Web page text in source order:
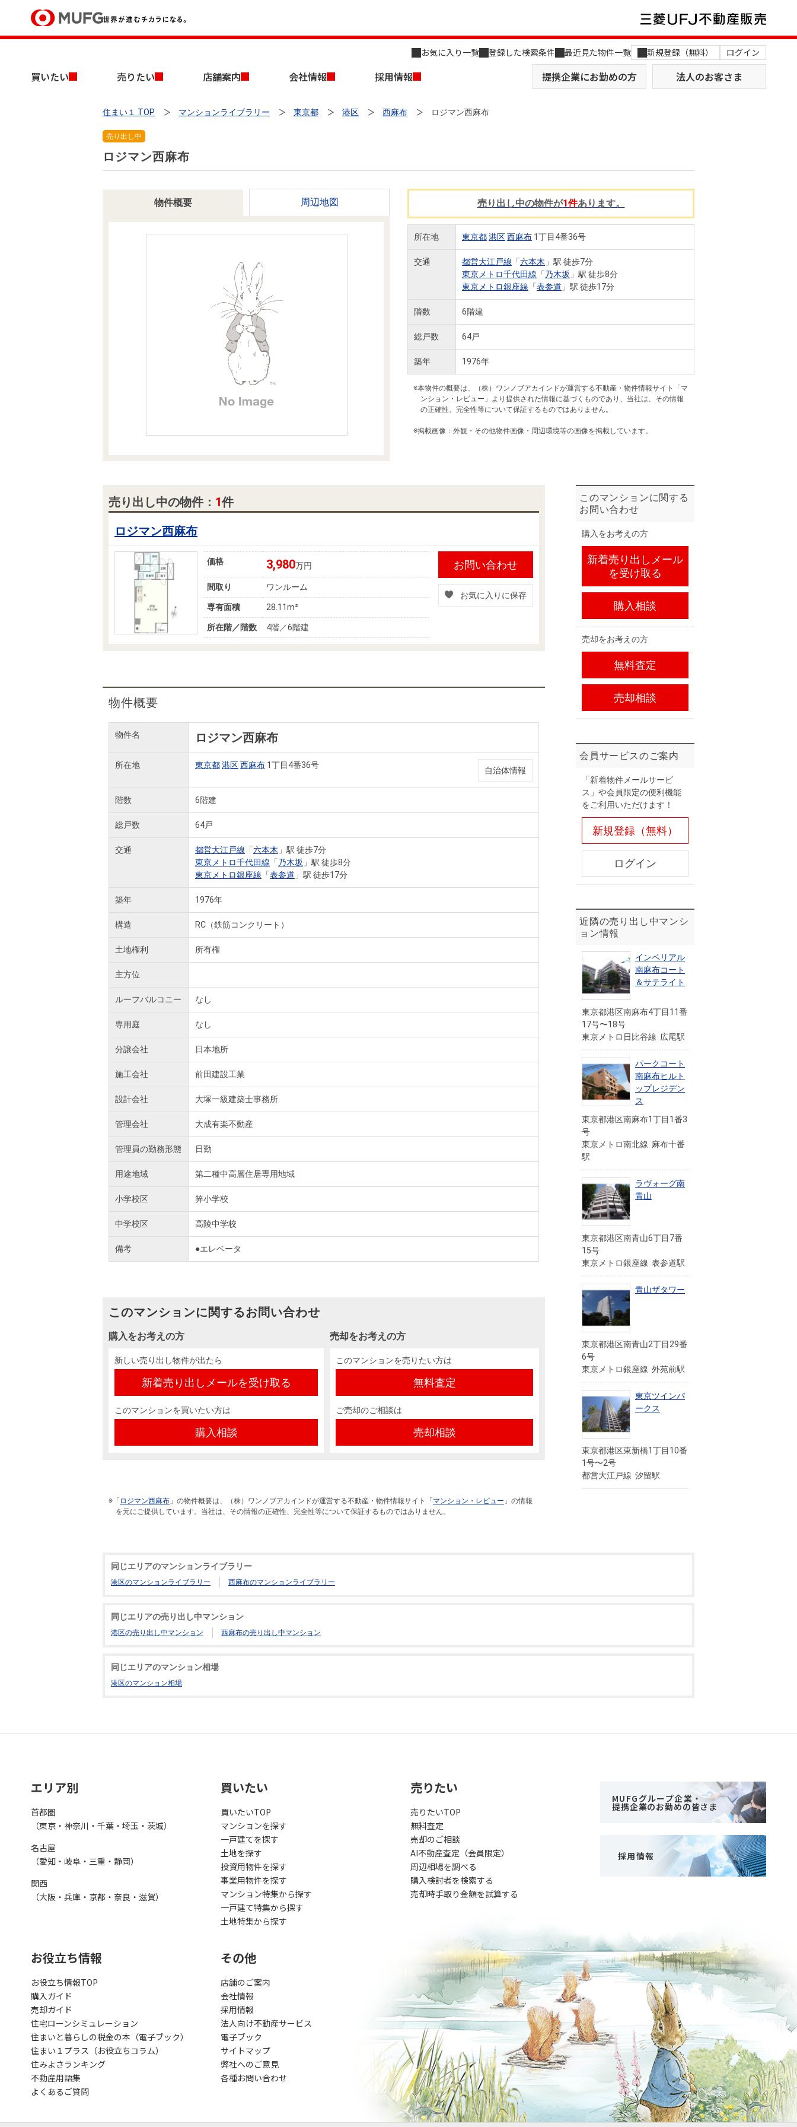
お気に入り一覧 登録した検索条件 最近見た物件一覧 新規登録（無料） ログイン
買いたい 売りたい 店舗案内 会社情報 採用情報 提携企業にお勤めの方 法人のお客さま
買いたいTOP
中古マンションを探す 新築・中古一戸建てを探す 土地を探す
おすすめ物件から探す
住宅ローンシミュレーション
売りたいTOP
売却相談 AI不動産査定
店舗案内TOP
店舗のご案内（名古屋） 店舗のご案内（関西）
会社情報TOP
会社概要 MUFG Way
組織図 役員一覧
ニュースリリース
採用情報TOP
キャリア採用情報
売りたい
住まい１ TOP マンションライブラリー 東京都 港区 西麻布 ロジマン西麻布
売り出し中
ロジマン西麻布
物件概要 周辺地図 売り出し中の物件が1件あります。
所在地 東京都港区西麻布 1丁目4番36号
交通 都営大江戸線 「六本木 」駅 徒歩7分
東京メトロ千代田線 「 乃木坂 」駅 徒歩8分
東京メトロ銀座線 「表参道 」駅 徒歩17分
階数 6階建
総戸数 64戸
築年 1976年
※本物件の概要は、（株）ワンノブアカインドが運営する不動産・物件情報サイト「マ
ンション・レビュー」より提供された情報に基づくものであり、当社は、その情報
の正確性、完全性等について保証するものではありません。
※掲載画像：外観・その他物件画像・周辺環境等の画像を掲載しています。
売り出し中の物件： 1件
ロジマン西麻布
価格 3,980万円
間取り ワンルーム
専有面積 28.11m²
所在階／階数 4階／6階建
お問い合わせ
お気に入りに保存
物件概要
物件名 ロジマン西麻布
所在地 東京都港区西麻布 1丁目4番36号
自治体情報
階数 6階建
総戸数 64戸
交通 都営大江戸線 「六本木 」駅 徒歩7分
東京メトロ千代田線 「 乃木坂 」駅 徒歩8分
東京メトロ銀座線 「表参道 」駅 徒歩17分
築年 1976年
構造 RC（鉄筋コンクリート）
土地権利 所有権
主方位
ルーフバルコニー なし
専用庭 なし
分譲会社 日本地所
施工会社 前田建設工業
設計会社 大塚一級建築士事務所
管理会社 大成有楽不動産
管理員の勤務形態 日勤
用途地域 第二種中高層住居専用地域
小学校区 笄小学校
中学校区 高陵中学校
備考 ●エレベータ
このマンションに関するお問い合わせ
購入をお考えの方
新しい売り出し物件が出たら
新着売り出しメールを受け取る
このマンションを買いたい方は
購入相談
売却をお考えの方
このマンションを売りたい方は
無料査定
ご売却のご相談は
売却相談
※「 ロジマン西麻布 」の物件概要は、（株）ワンノブアカインドが運営する不動産・物件情報サイト「 マンション・レビュー 」の情報
を元にご提供しています。当社は、その情報の正確性、完全性等について保証するものではありません。
このマンションに関する
お問い合わせ
購入をお考えの方
新着売り出しメール
を受け取る
購入相談
売却をお考えの方
無料査定
売却相談
会員サービスのご案内
「新着物件メールサービ
ス」や会員限定の便利機能
をご利用いただけます！
新規登録（無料）
ログイン
近隣の売り出し中マンシ
ョン情報
インペリアル
南麻布コート
＆サテライト
東京都港区南麻布4丁目11番
17号〜18号
東京メトロ日比谷線 広尾駅
パークコート
南麻布ヒルト
ップレジデン
ス
東京都港区南麻布1丁目1番3
号
東京メトロ南北線 麻布十番
駅
ラヴォーグ南
青山
東京都港区南青山6丁目7番
15号
東京メトロ銀座線 表参道駅
青山ザタワー
東京都港区南青山2丁目29番
6号
東京メトロ銀座線 外苑前駅
東京ツインパ
ークス
東京都港区東新橋1丁目10番
1号〜2号
都営大江戸線 汐留駅
同じエリアのマンションライブラリー
港区のマンションライブラリー 西麻布のマンションライブラリー
同じエリアの売り出し中マンション
港区の売り出し中マンション 西麻布の売り出し中マンション
同じエリアのマンション相場
港区のマンション相場
エリア別
首都圏
（東京・神奈川・千葉・埼玉・茨城）
名古屋
（愛知・岐阜・三重・静岡）
関西
（大阪・兵庫・京都・奈良・滋賀）
買いたい
買いたいTOP
マンションを探す
一戸建てを探す
土地を探す
投資用物件を探す
事業用物件を探す
マンション特集から探す
一戸建て特集から探す
土地特集から探す
売りたい
売りたいTOP
無料査定
売却のご相談
AI不動産査定（会員限定）
周辺相場を調べる
購入検討者を検索する
売却時手取り金額を試算する
MUFGグループ企業・
提携企業のお勤めの皆さま
採用情報
お役立ち情報
お役立ち情報TOP
購入ガイド
売却ガイド
住宅ローンシミュレーション
住まいと暮らしの税金の本（電子ブック）
住まい１プラス（お役立ちコラム）
住みよさランキング
不動産用語集
よくあるご質問
その他
店舗のご案内
会社情報
採用情報
法人向け不動産サービス
電子ブック
サイトマップ
弊社へのご意見
各種お問い合わせ